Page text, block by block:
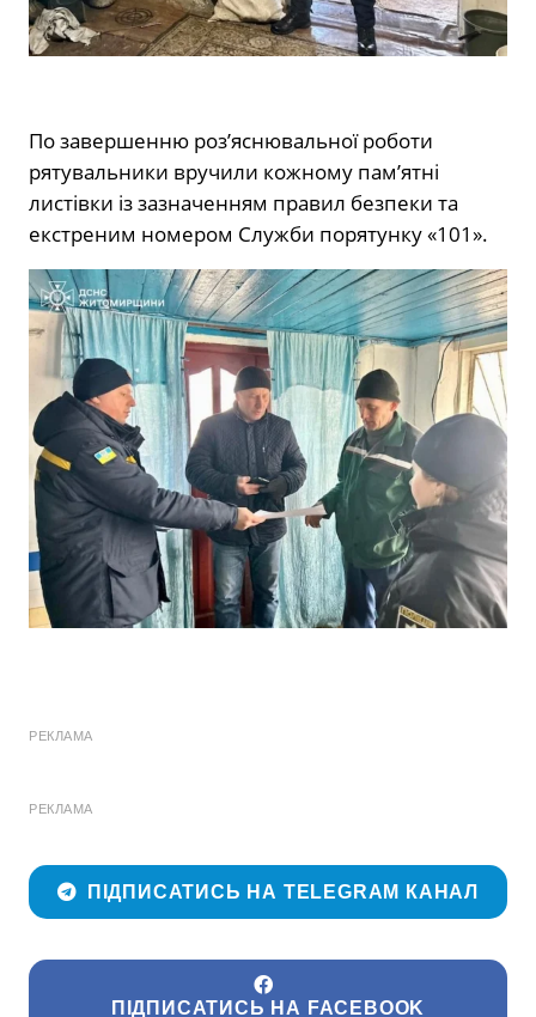
По завершенню роз’яснювальної роботи
рятувальники вручили кожному пам’ятні
листівки із зазначенням правил безпеки та
екстреним номером Служби порятунку «101».
РЕКЛАМА
РЕКЛАМА
ПІДПИСАТИСЬ НА TELEGRAM КАНАЛ
ПІДПИСАТИСЬ НА FACEBOOK